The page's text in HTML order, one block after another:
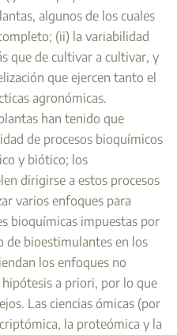
algunos de los cuales
(ii) la variabilidad
que de cultivar a cultivar, y
que ejercen tanto el
agronómicas.
han tenido que
de procesos bioquímicos
y biótico; los
dirigirse a estos procesos
varios enfoques para
bioquímicas impuestas por
de bioestimulantes en los
los enfoques no
a priori, por lo que
Las ciencias ómicas (por
la proteómica y la